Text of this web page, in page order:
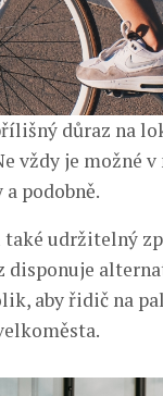
důraz na
vždy je možné
podobně.
udržitelný
disponuje
aby řidič na